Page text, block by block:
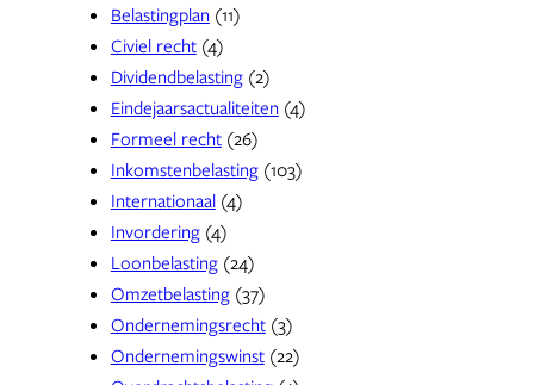
Belastingplan (11)
Civiel recht(4)
Dividendbelasting(2)
Eindejaarsactualiteiten (4)
Formeel recht(26)
Inkomstenbelasting(103)
Internationaal(4)
Invordering(4)
Loonbelasting(24)
Omzetbelasting(37)
Ondernemingsrecht(3)
Ondernemingswinst(22)